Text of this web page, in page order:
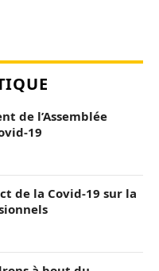
de l’Assemblée
19
de la Covid-19 sur la